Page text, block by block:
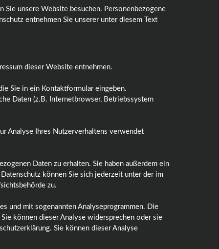
unsere Website besuchen. Personenbezogene
entnehmen Sie unserer unter diesem Text
dieser Website entnehmen.
Sie in ein Kontaktformular eingeben.
Daten (z.B. Internetbrowser, Betriebssystem
Analyse Ihres Nutzerverhaltens verwendet
Daten zu erhalten. Sie haben außerdem ein
können Sie sich jederzeit unter der im
zu.
und mit sogenannten Analyseprogrammen. Die
können dieser Analyse widersprechen oder sie
Sie können dieser Analyse